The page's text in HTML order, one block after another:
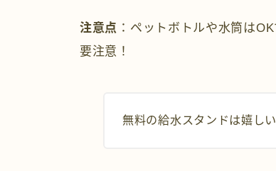
注意点 ：ペットボトルや水筒は
要注意！
無料の給水スタンドは嬉しい